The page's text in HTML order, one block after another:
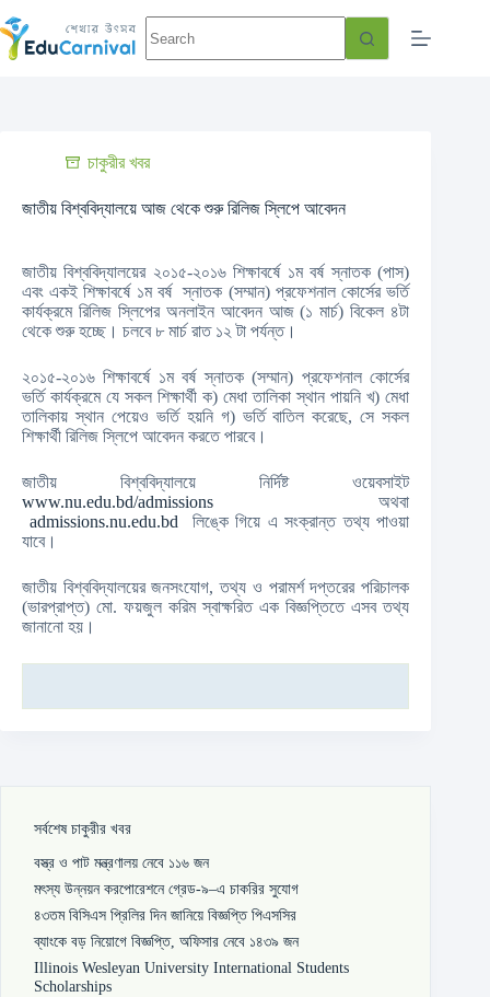
চাকুরীর খবর
জাতীয় বিশ্ববিদ্যালয়ে আজ থেকে শুরু রিলিজ স্লিপে আবেদন
জাতীয় বিশ্ববিদ্যালয়ের ২০১৫-২০১৬ শিক্ষাবর্ষে ১ম বর্ষ স্নাতক (পাস)
এবং একই শিক্ষাবর্ষে ১ম বর্ষ স্নাতক (সম্মান) প্রফেশনাল কোর্সের ভর্তি
কার্যক্রমে রিলিজ স্লিপের অনলাইন আবেদন আজ (১ মার্চ) বিকেল ৪টা
থেকে শুরু হচ্ছে। চলবে ৮ মার্চ রাত ১২ টা পর্যন্ত।
২০১৫-২০১৬ শিক্ষাবর্ষে ১ম বর্ষ স্নাতক (সম্মান) প্রফেশনাল কোর্সের
ভর্তি কার্যক্রমে যে সকল শিক্ষার্থী ক) মেধা তালিকা স্থান পায়নি খ) মেধা
তালিকায় স্থান পেয়েও ভর্তি হয়নি গ) ভর্তি বাতিল করেছে, সে সকল
শিক্ষার্থী রিলিজ স্লিপে আবেদন করতে পারবে।
জাতীয় বিশ্ববিদ্যালয়ে নির্দিষ্ট ওয়েবসাইট
www.nu.edu.bd/admissions অথবা
admissions.nu.edu.bd লিঙ্কে গিয়ে এ সংক্রান্ত তথ্য পাওয়া
যাবে।
জাতীয় বিশ্ববিদ্যালয়ের জনসংযোগ, তথ্য ও পরামর্শ দপ্তরের পরিচালক
(ভারপ্রাপ্ত) মো. ফয়জুল করিম স্বাক্ষরিত এক বিজ্ঞপ্তিতে এসব তথ্য
জানানো হয়।
সর্বশেষ চাকুরীর খবর
বস্ত্র ও পাট মন্ত্রণালয় নেবে ১১৬ জন
মৎস্য উন্নয়ন করপোরেশনে গ্রেড-৯–এ চাকরির সুযোগ
৪৩তম বিসিএস প্রিলির দিন জানিয়ে বিজ্ঞপ্তি পিএসসির
ব্যাংকে বড় নিয়োগে বিজ্ঞপ্তি, অফিসার নেবে ১৪৩৯ জন
Illinois Wesleyan University International Students
Scholarships